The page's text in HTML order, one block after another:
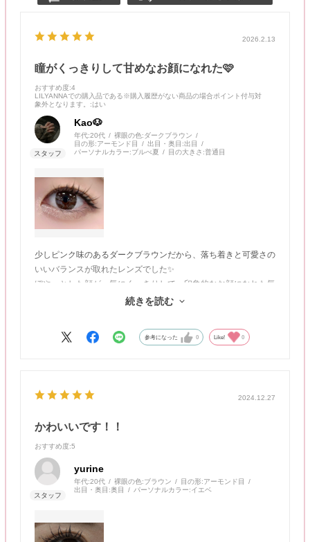
2026.2.13
瞳がくっきりして甘めなお顔になれた🩷
おすすめ度:4
LILYANNAでの購入品である※購入履歴がない商品の場合ポイント付与対
象外となります。
:はい
Kao🐶
年代:20代 裸眼の色:ダークブラウン
目の形:アーモンド目 出目・奥目:出目
パーソナルカラー:ブルべ夏 目の大きさ:普通目
少しピンク味のあるダークブラウンだから、落ち着きと可愛さの
いいバランスが取れたレンズでした✨
ぼやっとした顔が一気にくっきりして、印象的なお顔になれた気
続きを読む
参考になった 0 Like! 0
2024.12.27
かわいいです！！
おすすめ度:5
yurine
年代:20代 裸眼の色:ブラウン 目の形:アーモンド目
出目・奥目:奥目 パーソナルカラー:イエベ